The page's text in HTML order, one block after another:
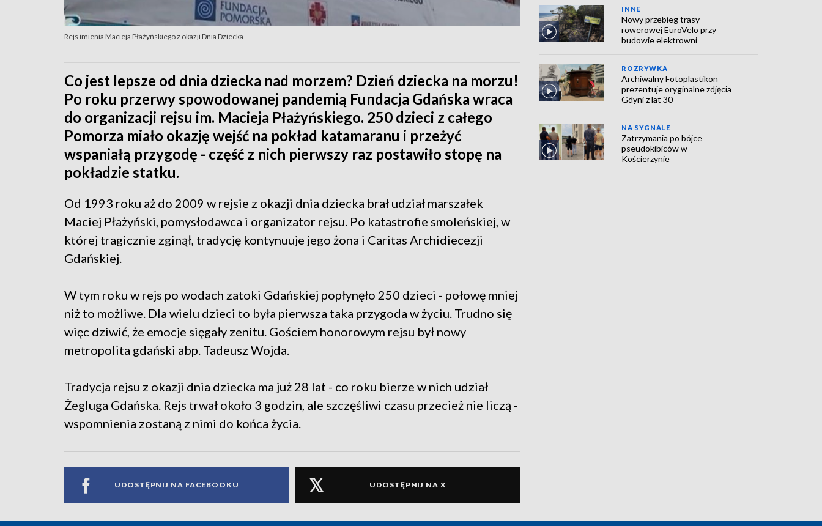
Rejs imienia Macieja Płażyńskiego z okazji Dnia Dziecka
Co jest lepsze od dnia dziecka nad morzem? Dzień dziecka na morzu!
Po roku przerwy spowodowanej pandemią Fundacja Gdańska wraca
do organizacji rejsu im. Macieja Płażyńskiego. 250 dzieci z całego
Pomorza miało okazję wejść na pokład katamaranu i przeżyć
wspaniałą przygodę - część z nich pierwszy raz postawiło stopę na
pokładzie statku.
Od 1993 roku aż do 2009 w rejsie z okazji dnia dziecka brał udział marszałek
Maciej Płażyński, pomysłodawca i organizator rejsu. Po katastrofie smoleńskiej, w
której tragicznie zginął, tradycję kontynuuje jego żona i Caritas Archidiecezji
Gdańskiej.
W tym roku w rejs po wodach zatoki Gdańskiej popłynęło 250 dzieci - połowę mniej
niż to możliwe. Dla wielu dzieci to była pierwsza taka przygoda w życiu. Trudno się
więc dziwić, że emocje sięgały zenitu. Gościem honorowym rejsu był nowy
metropolita gdański abp. Tadeusz Wojda.
Tradycja rejsu z okazji dnia dziecka ma już 28 lat - co roku bierze w nich udział
Żegluga Gdańska. Rejs trwał około 3 godzin, ale szczęśliwi czasu przecież nie liczą -
wspomnienia zostaną z nimi do końca życia.
UDOSTĘPNIJ NA FACEBOOKU UDOSTĘPNIJ NA X
INNE
Nowy przebieg trasy
rowerowej EuroVelo przy
budowie elektrowni
ROZRYWKA
Archiwalny Fotoplastikon
prezentuje oryginalne zdjęcia
Gdyni z lat 30
NA SYGNALE
Zatrzymania po bójce
pseudokibiców w
Kościerzynie